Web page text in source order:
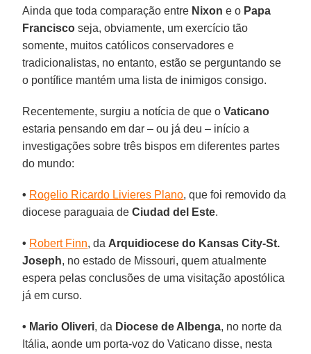
Ainda que toda comparação entre Nixon e o Papa
Francisco seja, obviamente, um exercício tão
somente, muitos católicos conservadores e
tradicionalistas, no entanto, estão se perguntando se
o pontífice mantém uma lista de inimigos consigo.
Recentemente, surgiu a notícia de que oVaticano
estaria pensando em dar – ou já deu – início a
investigações sobre três bispos em diferentes partes
do mundo:
• Rogelio Ricardo Livieres Plano, que foi removido da
diocese paraguaia deCiudad del Este.
• Robert Finn, da Arquidiocese do Kansas City-St.
Joseph, no estado de Missouri, quem atualmente
espera pelas conclusões de uma visitação apostólica
já em curso.
• Mario Oliveri, da Diocese de Albenga, no norte da
Itália, aonde um porta-voz do Vaticano disse, nesta